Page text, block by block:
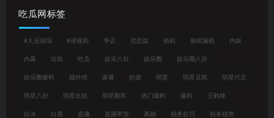
吃瓜网标签
#人设崩塌 #潜规则 争议 优思益 偷税 偷税漏税 内娱
内幕 出轨 吃瓜 娱乐八卦 娱乐圈 娱乐圈八卦
娱乐圈爆料 婚外情 家暴 抄袭 明星 明星丑闻 明星代言
明星八卦 明星出轨 明星翻车 热门爆料 爆料 王鹤棣
白冰 白鹿 直播 直播带货 离婚 税务处罚 税务稽查